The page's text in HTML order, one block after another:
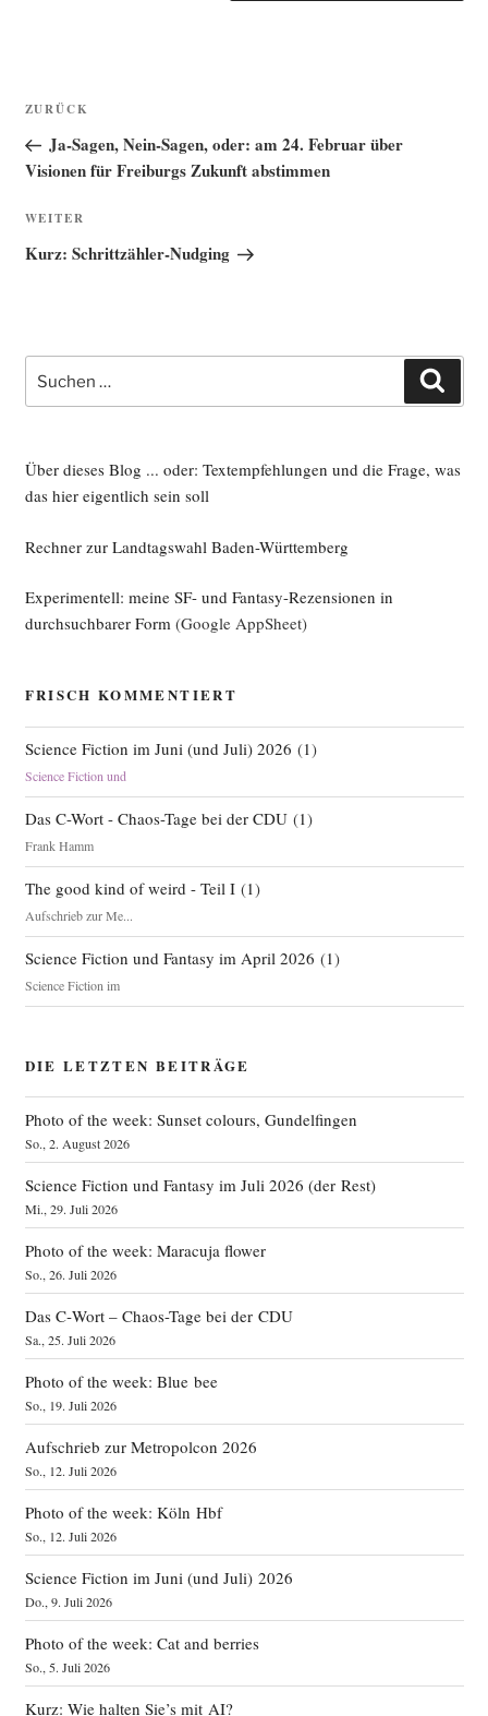
Beitragsnavigation
Vorheriger
Beitrag
ZURÜCK
Ja-Sagen, Nein-Sagen, oder: am 24. Februar über
Visionen für Freiburgs Zukunft abstimmen
Nächster
Beitrag
WEITER
Kurz: Schrittzähler-Nudging
nach:
Über dieses Blog ... oder: Textempfehlungen und die Frage, was
das hier eigentlich sein soll
Rechner zur Landtagswahl Baden-Württemberg
Experimentell: meine SF- und Fantasy-Rezensionen in
durchsuchbarer Form(Google AppSheet)
FRISCH KOMMENTIERT
Science Fiction im Juni (und Juli) 2026 (1)
Science Fiction und
Das C-Wort - Chaos-Tage bei der CDU(1)
Frank Hamm
The good kind of weird - Teil I(1)
Aufschrieb zur Me...
Science Fiction und Fantasy im April 2026 (1)
Science Fiction im
DIE LETZTEN BEITRÄGE
Photo of the week: Sunset colours, Gundelfingen
So., 2. August 2026
Science Fiction und Fantasy im Juli 2026 (der Rest)
Mi., 29. Juli 2026
Photo of the week: Maracuja flower
So., 26. Juli 2026
Das C‑Wort – Chaos-Tage bei der CDU
Sa., 25. Juli 2026
Photo of the week: Blue bee
So., 19. Juli 2026
Aufschrieb zur Metropolcon 2026
So., 12. Juli 2026
Photo of the week: Köln Hbf
So., 12. Juli 2026
Science Fiction im Juni (und Juli) 2026
Do., 9. Juli 2026
Photo of the week: Cat and berries
So., 5. Juli 2026
Kurz: Wie halten Sie’s mit AI?